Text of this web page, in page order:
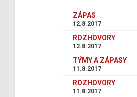
ZÁPAS
12.8.2017
ROZHOVORY
12.8.2017
TÝMY A ZÁPASY
11.8.2017
ROZHOVORY
11.8.2017